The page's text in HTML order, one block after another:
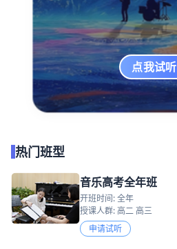
点我试听
热门班型
音乐高考全年班
开班时间: 全年
授课人群: 高二 高三
申请试听